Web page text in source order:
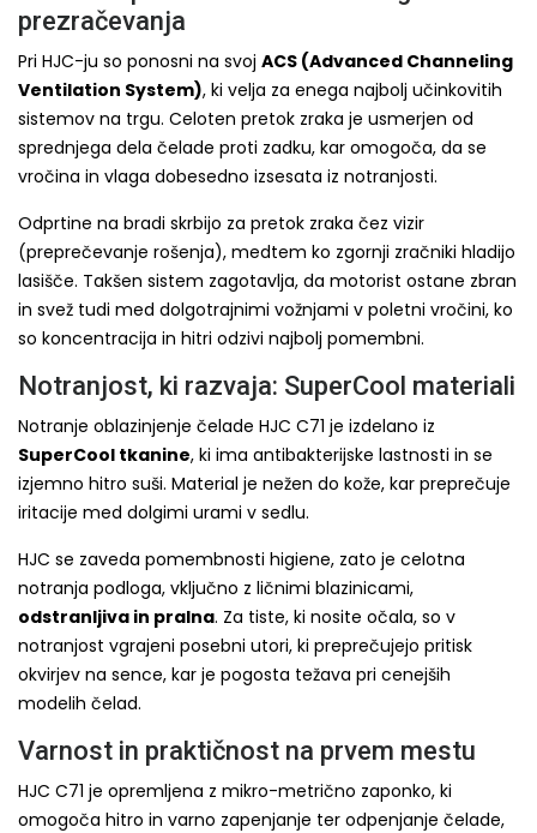
prezračevanja
Pri HJC-ju so ponosni na svoj ACS (Advanced Channeling
Ventilation System), ki velja za enega najbolj učinkovitih
sistemov na trgu. Celoten pretok zraka je usmerjen od
sprednjega dela čelade proti zadku, kar omogoča, da se
vročina in vlaga dobesedno izsesata iz notranjosti.
Odprtine na bradi skrbijo za pretok zraka čez vizir
(preprečevanje rošenja), medtem ko zgornji zračniki hladijo
lasišče. Takšen sistem zagotavlja, da motorist ostane zbran
in svež tudi med dolgotrajnimi vožnjami v poletni vročini, ko
so koncentracija in hitri odzivi najbolj pomembni.
Notranjost, ki razvaja: SuperCool materiali
Notranje oblazinjenje čelade HJC C71 je izdelano iz
SuperCool tkanine, ki ima antibakterijske lastnosti in se
izjemno hitro suši. Material je nežen do kože, kar preprečuje
iritacije med dolgimi urami v sedlu.
HJC se zaveda pomembnosti higiene, zato je celotna
notranja podloga, vključno z ličnimi blazinicami,
odstranljiva in pralna. Za tiste, ki nosite očala, so v
notranjost vgrajeni posebni utori, ki preprečujejo pritisk
okvirjev na sence, kar je pogosta težava pri cenejših
modelih čelad.
Varnost in praktičnost na prvem mestu
HJC C71 je opremljena z mikro-metrično zaponko, ki
omogoča hitro in varno zapenjanje ter odpenjanje čelade,